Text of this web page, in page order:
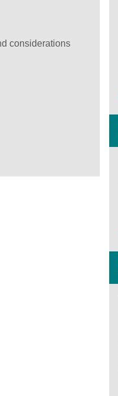
considerations